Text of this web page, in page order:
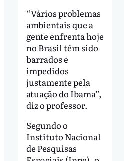
“Vários problemas
ambientais que a
gente enfrenta hoje
no Brasil têm sido
barrados e
impedidos
justamente pela
atuação do Ibama”,
diz o professor.
Segundo o
Instituto Nacional
de Pesquisas